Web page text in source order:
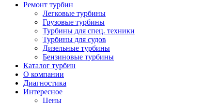
Ремонт турбин
Легковые турбины
Грузовые турбины
Турбины для спец. техники
Турбины для судов
Дизельные турбины
Бензиновые турбины
Каталог турбин
О компании
Диагностика
Интересное
Цены